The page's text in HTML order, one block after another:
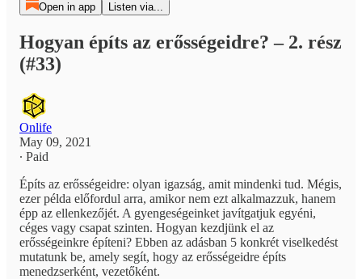
Open in app Listen via...
Hogyan építs az erősségeidre? – 2. rész
(#33)
Onlife
May 09, 2021
∙ Paid
Építs az erősségeidre: olyan igazság, amit mindenki tud. Mégis,
ezer példa előfordul arra, amikor nem ezt alkalmazzuk, hanem
épp az ellenkezőjét. A gyengeségeinket javítgatjuk egyéni,
céges vagy csapat szinten. Hogyan kezdjünk el az
erősségeinkre építeni? Ebben az adásban 5 konkrét viselkedést
mutatunk be, amely segít, hogy az erősségeidre építs
menedzserként, vezetőként.